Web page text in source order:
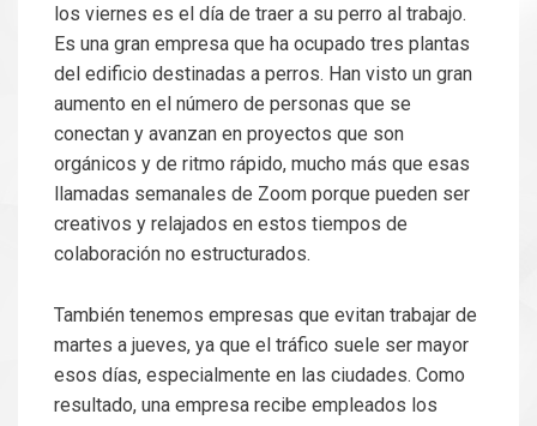
los viernes es el día de traer a su perro al trabajo.
Es una gran empresa que ha ocupado tres plantas
del edificio destinadas a perros. Han visto un gran
aumento en el número de personas que se
conectan y avanzan en proyectos que son
orgánicos y de ritmo rápido, mucho más que esas
llamadas semanales de Zoom porque pueden ser
creativos y relajados en estos tiempos de
colaboración no estructurados.
También tenemos empresas que evitan trabajar de
martes a jueves, ya que el tráfico suele ser mayor
esos días, especialmente en las ciudades. Como
resultado, una empresa recibe empleados los